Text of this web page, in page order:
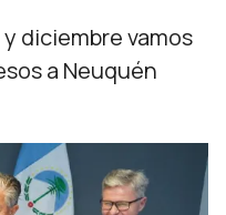
diciembre vamos
a Neuquén